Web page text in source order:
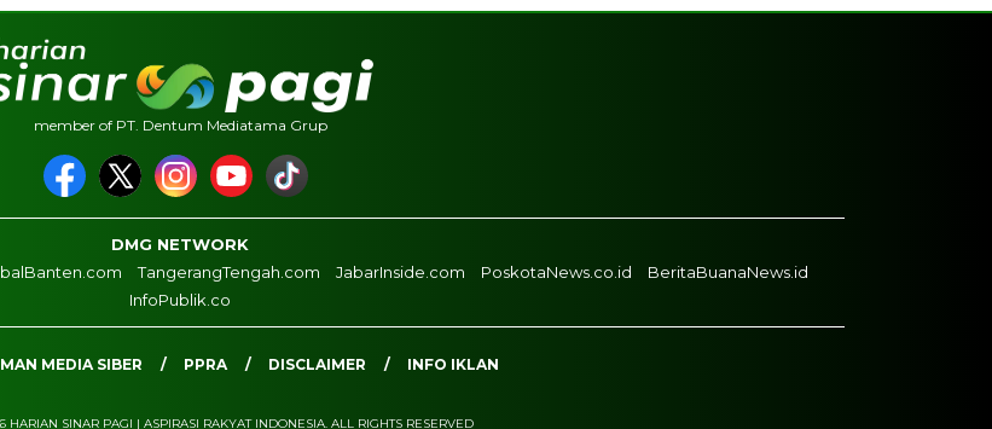
member of PT. Dentum Mediatama Grup
DMG NETWORK
TangerangTengah.com JabarInside.com PoskotaNews.co.id
BeritaBuanaNews.id
InfoPublik.co
MEDIA SIBER PPRA DISCLAIMER INFO IKLAN
HARIAN SINAR PAGI | ASPIRASI RAKYAT INDONESIA. ALL RIGHTS RESERVED